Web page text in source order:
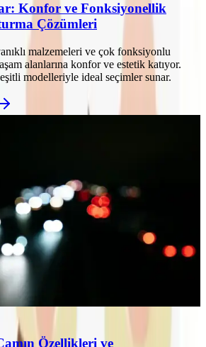
Konfor ve Fonksiyonellik
Çözümleri
malzemeleri ve çok fonksiyonlu
alanlarına konfor ve estetik katıyor.
modelleriyle ideal seçimler sunar.
Özellikleri ve